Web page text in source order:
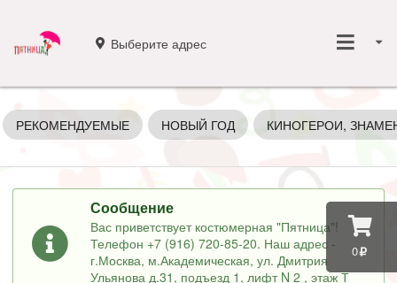
0
Выберите адрес
РЕКОМЕНДУЕМЫЕ НОВЫЙ ГОД КИНОГЕРОИ,
Сообщение
Вас приветствует костюмерная "Пятница"!
Телефон +7 (916) 720-85-20. Наш адрес -
г.Москва, м.Академическая, ул. Дмитрия
Ульянова д.31, подъезд 1, лифт N 2 , этаж Т